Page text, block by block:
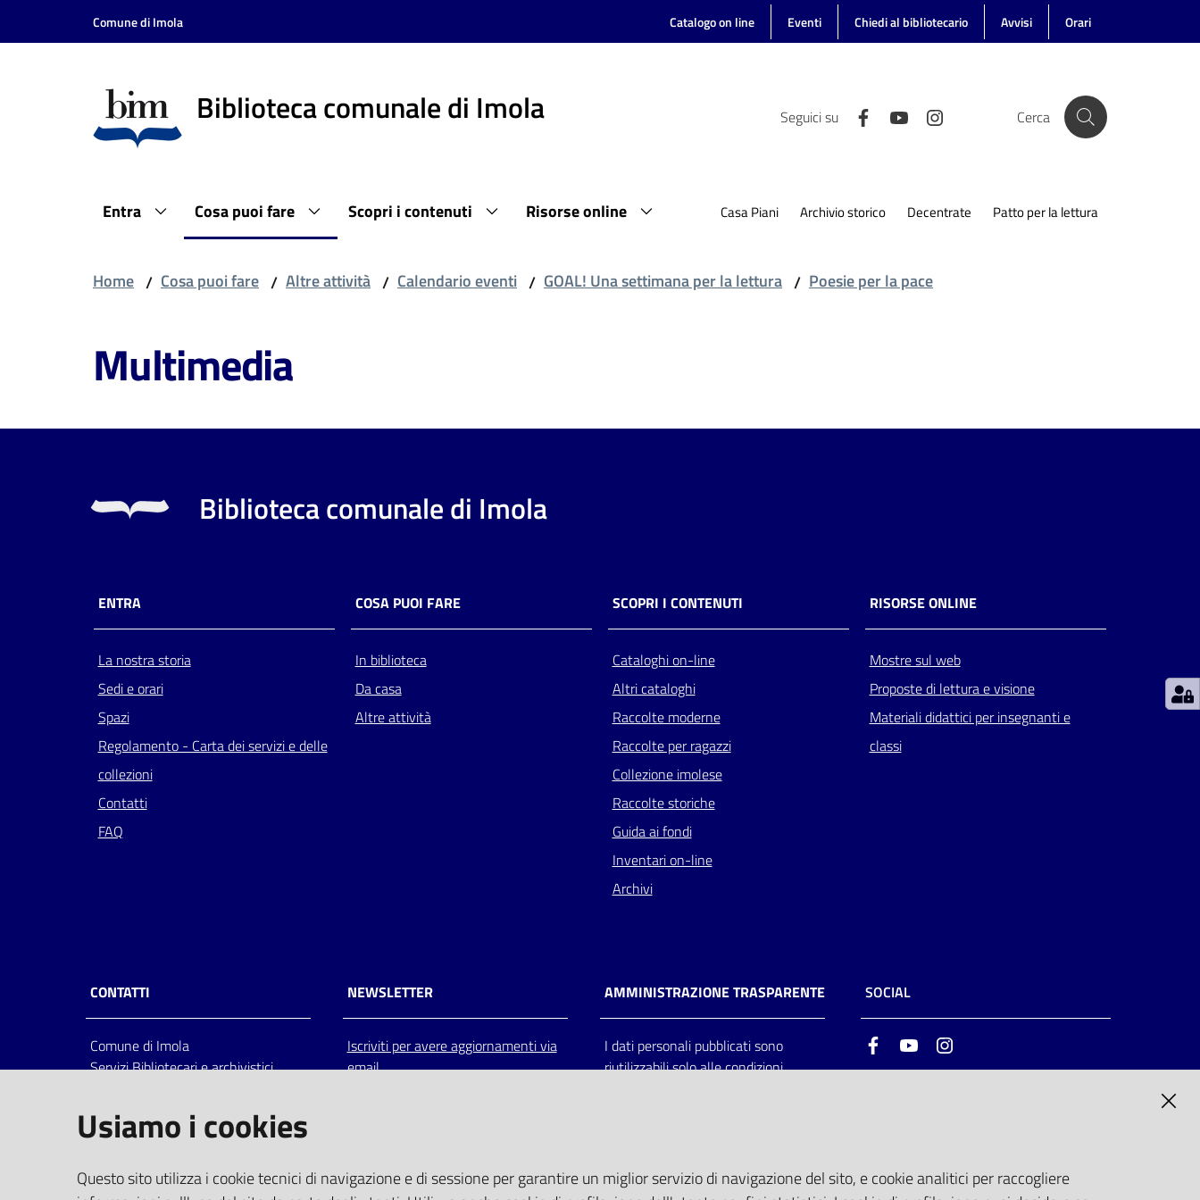
Vai al contenuto
Vai alla navigazione
Comune di Imola Catalogo on line Eventi Chiedi al bibliotecario Avvisi Orari
Biblioteca comunale di Imola Seguici su Cerca
Entra Cosa puoi fare Scopri i contenuti Risorse online Casa Piani Archivio storico Decentrate Patto per la lettura
Home / Cosa puoi fare / Altre attività / Calendario eventi / GOAL! Una settimana per la lettura / Poesie per la pace
Multimedia
Biblioteca comunale di Imola
ENTRA
La nostra storia
Sedi e orari
Spazi
Regolamento - Carta dei servizi e delle
collezioni
Contatti
FAQ
COSA PUOI FARE
In biblioteca
Da casa
Altre attività
SCOPRI I CONTENUTI
Cataloghi on-line
Altri cataloghi
Raccolte moderne
Raccolte per ragazzi
Collezione imolese
Raccolte storiche
Guida ai fondi
Inventari on-line
Archivi
RISORSE ONLINE
Mostre sul web
Proposte di lettura e visione
Materiali didattici per insegnanti e
classi
CONTATTI
Comune di Imola
Servizi Bibliotecari e archivistici
Italia
centralino: tel 0542.6026.36 fax
bim@comune.imola.bo.it
PEC
NEWSLETTER
Iscriviti per avere aggiornamenti via
email
AMMINISTRAZIONE TRASPARENTE
I dati personali pubblicati sono
riutilizzabili solo alle condizioni
SOCIAL
FacebookYoutube
Usiamo i cookies
Questo sito utilizza i cookie tecnici di navigazione e di sessione per garantire un miglior servizio di navigazione del sito, e cookie analitici per raccogliere